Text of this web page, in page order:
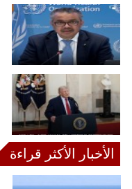
الأخبار الأكثر قراءة